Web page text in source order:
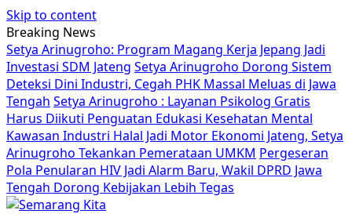
Skip to content
Breaking News
Setya Arinugroho: Program Magang Kerja Jepang Jadi
Investasi SDM Jateng Setya Arinugroho Dorong Sistem
Deteksi Dini Industri, Cegah PHK Massal Meluas di Jawa
Tengah Setya Arinugroho : Layanan Psikolog Gratis
Harus Diikuti Penguatan Edukasi Kesehatan Mental
Kawasan Industri Halal Jadi Motor Ekonomi Jateng, Setya
Arinugroho Tekankan Pemerataan UMKM Pergeseran
Pola Penularan HIV Jadi Alarm Baru, Wakil DPRD Jawa
Tengah Dorong Kebijakan Lebih Tegas